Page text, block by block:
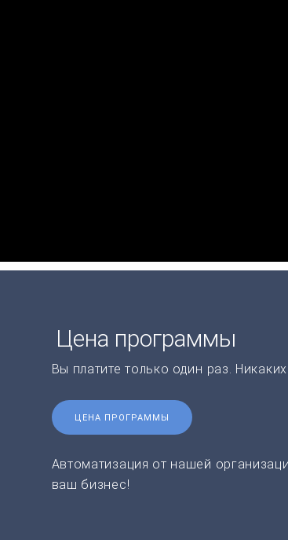
Цена программы
Вы платите только один раз.
ЦЕНА ПРОГРАММЫ
Автоматизация от нашей
ваш бизнес!